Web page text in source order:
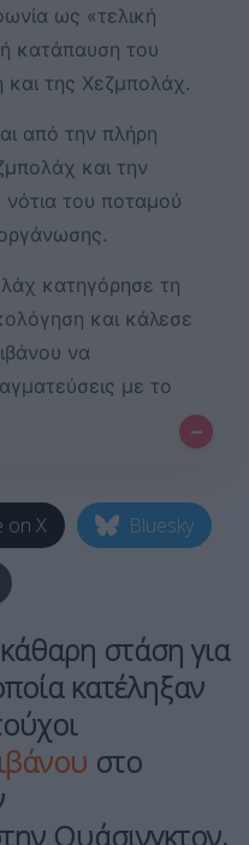
ως «τελική
κατάπαυση του
της Χεζμπολάχ.
από την πλήρη
και την
του ποταμού
κατηγόρησε τη
και κάλεσε
να
με το
–
on X Bluesky
στάση για
κατέληξαν
στο
Ουάσινγκτον,